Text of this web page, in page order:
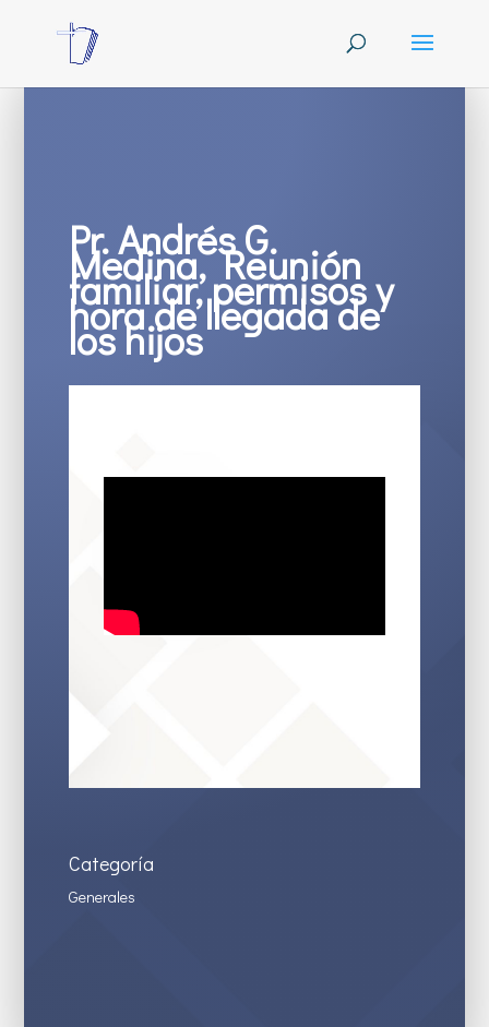
Pr. Andrés G.
Medina, Reunión
familiar, permisos y
hora de llegada de
los hijos
Categoría
Generales